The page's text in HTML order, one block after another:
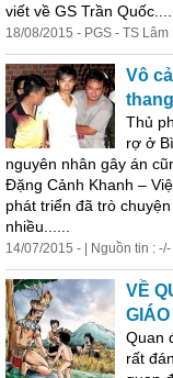
viết về GS Trần Quốc......
18/08/2015 - PGS - TS
Vô
thang
Thủ
rợ ở
nguyên nhân gây án
Đặng Cảnh Khanh –
phát triển đã trò
nhiều......
14/07/2015 - | Nguồn tin : -/-
VỀ
GIÁO
Quan
rất